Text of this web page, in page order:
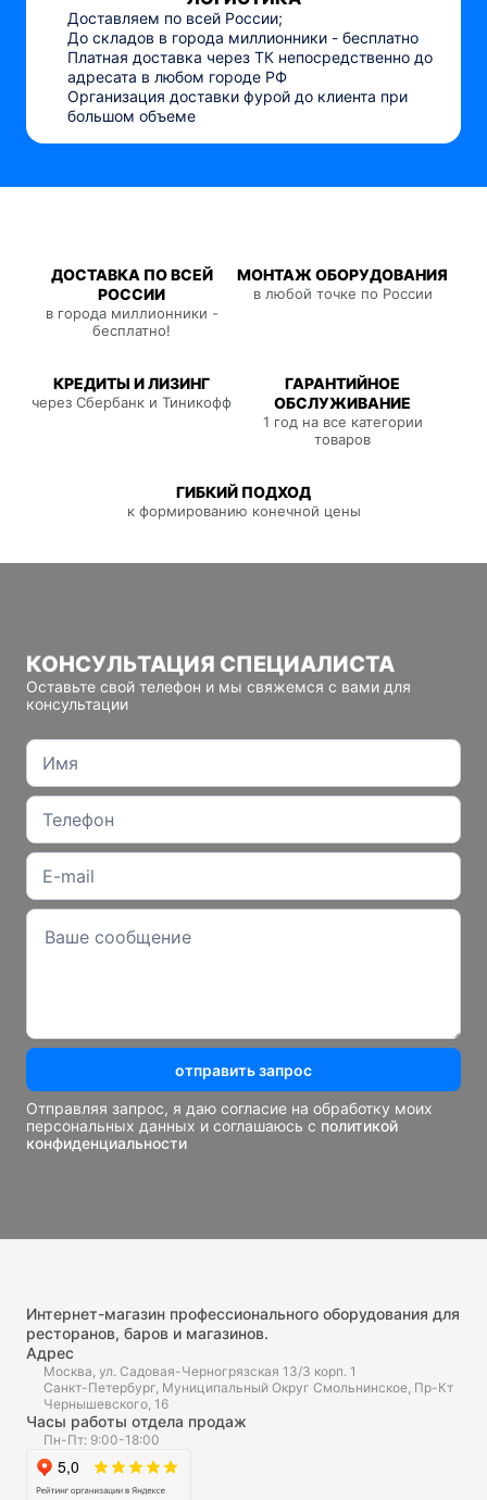
Доставляем по всей России;
До складов в города миллионники - бесплатно
Платная доставка через ТК непосредственно до
адресата в любом городе РФ
Организация доставки фурой до клиента при
большом объеме
ДОСТАВКА ПО ВСЕЙ
РОССИИ
в города миллионники -
бесплатно!
МОНТАЖ ОБОРУДОВАНИЯ
в любой точке по России
КРЕДИТЫ И ЛИЗИНГ
через Сбербанк и Тиникофф
ГАРАНТИЙНОЕ
ОБСЛУЖИВАНИЕ
1 год на все категории
товаров
ГИБКИЙ ПОДХОД
к формированию конечной цены
КОНСУЛЬТАЦИЯ СПЕЦИАЛИСТА
Оставьте свой телефон и мы свяжемся с вами для
консультации
отправить запрос
Отправляя запрос, я даю согласие на обработку моих
персональных данных и соглашаюсь с политикой
конфиденциальности
Интернет-магазин профессионального оборудования для
ресторанов, баров и магазинов.
Адрес
Москва, ул. Садовая-Черногрязская 13/3 корп. 1
Санкт-Петербург, Муниципальный Округ Смольнинское, Пр-Кт
Чернышевского, 16
Часы работы отдела продаж
Пн-Пт: 9:00-18:00